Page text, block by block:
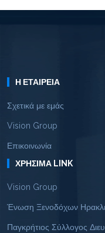
Η ΕΤΑΙΡΕΊΑ
Σχετικά με εμάς
Vision Group
Επικοινωνία
ΧΡΉΣΙΜΑ LINK
Vision Group
Ένωση Ξενοδόχων
Παγκρήτιος Σύλλογος